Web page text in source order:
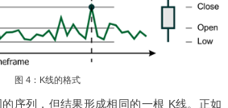
图 4：K线的格式
序列，但结果形成相同的一根 K线。正如